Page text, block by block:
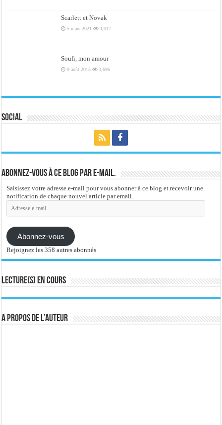
Scarlett et Novak
5 mars 2021 4,017
Soufi, mon amour
9 août 2015 3,696
Social
Abonnez-vous à ce blog par e-mail.
Saisissez votre adresse e-mail pour vous abonner à ce blog et recevoir une
notification de chaque nouvel article par email.
Adresse
e-
Abonnez-vous
Rejoignez les 358 autres abonnés
Lecture(s) en cours
A propos de l’auteur